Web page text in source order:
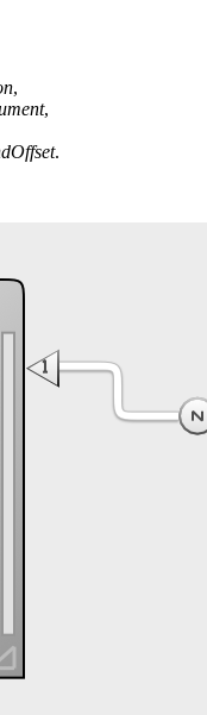
,
,
.